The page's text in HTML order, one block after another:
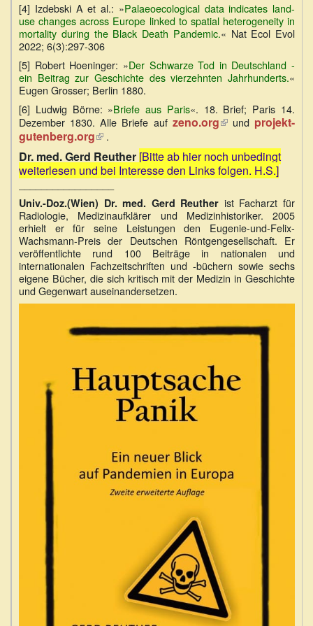
[4] Izdebski A et al.: »Palaeoecological data indicates land-
use changes across Europe linked to spatial heterogeneity in
mortality during the Black Death Pandemic.« Nat Ecol Evol
2022; 6(3):297-306
[5] Robert Hoeninger: »Der Schwarze Tod in Deutschland -
ein Beitrag zur Geschichte des vierzehnten Jahrhunderts.«
Eugen Grosser; Berlin 1880.
[6] Ludwig Börne: »Briefe aus Paris«. 18. Brief; Paris 14.
Dezember 1830. Alle Briefe auf zeno.org(Link
extern)
und projekt-
gutenberg.org(Link
extern)
.
Dr. med. Gerd Reuther [Bitte ab hier noch unbedingt
weiterlesen und bei Interesse den Links folgen. H.S.]
Univ.-Doz.(Wien) Dr. med. Gerd Reuther ist Facharzt für
Radiologie, Medizinaufklärer und Medizinhistoriker. 2005
erhielt er für seine Leistungen den Eugenie-und-Felix-
Wachsmann-Preis der Deutschen Röntgengesellschaft. Er
veröffentlichte rund 100 Beiträge in nationalen und
internationalen Fachzeitschriften und -büchern sowie sechs
eigene Bücher, die sich kritisch mit der Medizin in Geschichte
und Gegenwart auseinandersetzen.